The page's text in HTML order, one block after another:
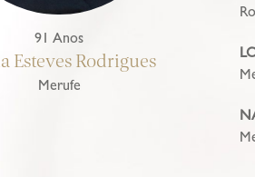
91 Anos
Esteves Rodrigues
Merufe